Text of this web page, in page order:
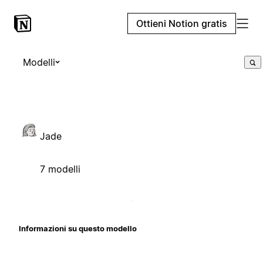
Ottieni Notion gratis
Modelli
Jade
7 modelli
Informazioni su questo modello